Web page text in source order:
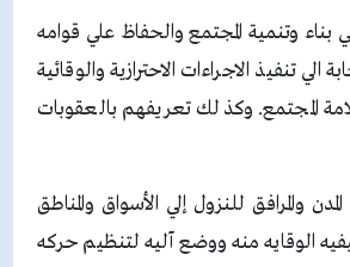
وتنمية المجتمع والحفاظ علي قوامه
تنفيذ الاجراءات الاحترازية والوقائية
المجتمع. وكذلك تعريفهم بالعقوبات
للنزول إلي الأسواق والمناطق
الوقايه منه ووضع آليه لتنظيم حركه